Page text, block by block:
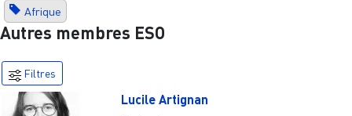
Afrique
Autres membres ESO
Filtres
Lucile Artignan